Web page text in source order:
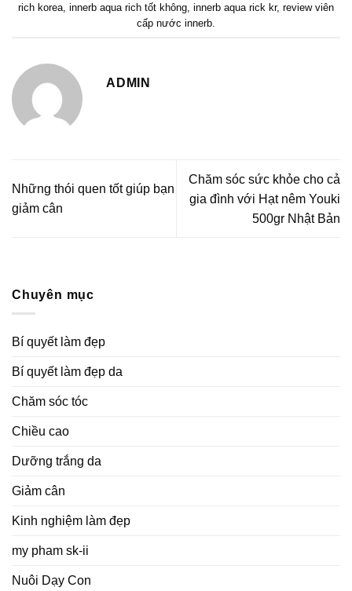
rich korea innerb aqua rich tốt không innerb aqua rick kr, review viên
cấp nước innerb
ADMIN
Những thói quen tốt giúp bạn
giảm cân
Chăm sóc sức khỏe cho cả
gia đình với Hạt nêm Youki
500gr Nhật Bản
Chuyên mục
Bí quyết làm đẹp
Bí quyết làm đẹp da
Chăm sóc tóc
Chiều cao
Dưỡng trắng da
Giảm cân
Kinh nghiệm làm đẹp
my pham sk-ii
Nuôi Dạy Con